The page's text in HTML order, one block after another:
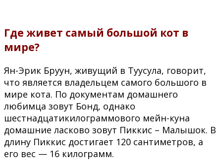
Где живет самый большой кот в
мире?
Ян-Эрик Бруун, живущий в Туусула, говорит,
что является владельцем самого большого в
мире кота. По документам домашнего
любимца зовут Бонд, однако
шестнадцатикилограммового мейн-куна
домашние ласково зовут Пиккис – Малышок. В
длину Пиккис достигает 120 сантиметров, а
его вес — 16 килограмм.